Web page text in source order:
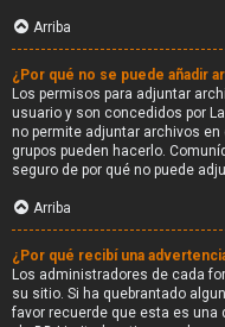
Arriba
¿Por qué no se puede añadir
Los permisos para adjuntar
usuario y son concedidos por
no permite adjuntar archivos
grupos pueden hacerlo.
seguro de por qué no puede
Arriba
¿Por qué recibí una
Los administradores de cada
su sitio. Si ha quebrantado
favor recuerde que esta es